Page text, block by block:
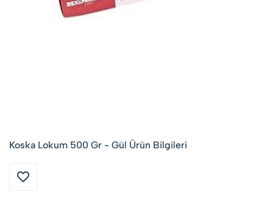
Koska Lokum 500 Gr - Gül Ürün Bilgileri